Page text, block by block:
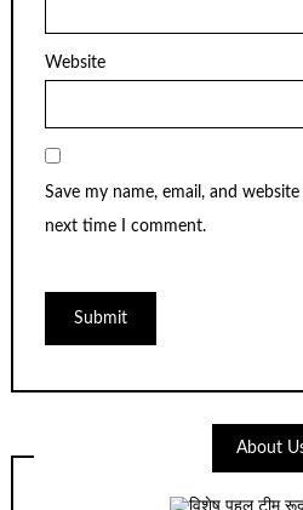
Website
Save my name, email, and
next time I comment.
About